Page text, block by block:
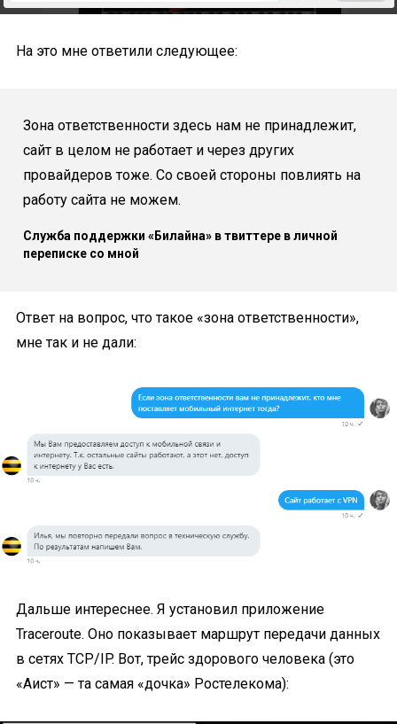
На это мне ответили следующее:
Зона ответственности здесь нам не принадлежит,
сайт в целом не работает и через других
провайдеров тоже. Со своей стороны повлиять на
работу сайта не можем.
Служба поддержки «Билайна» в твиттере в личной
переписке со мной
Ответ на вопрос, что такое «зона ответственности»,
мне так и не дали:
Дальше интереснее. Я установил приложение
Traceroute. Оно показывает маршрут передачи данных
в сетях TCP/IP. Вот, трейс здорового человека (это
«Аист» — та самая «дочка» Ростелекома):